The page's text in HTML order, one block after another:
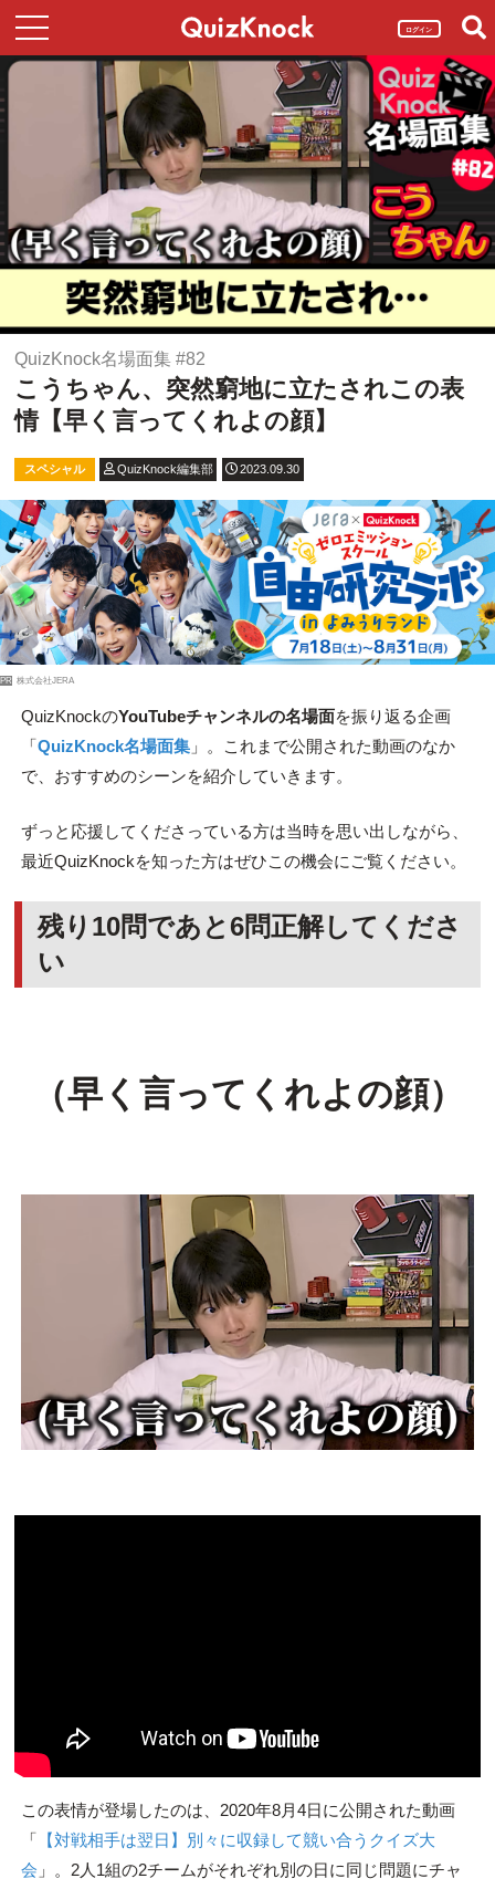
ログイン
QuizKnock名場面集 #82
こうちゃん、突然窮地に立たされこの表
情【早く言ってくれよの顔】
スペシャル QuizKnock編集部 2023.09.30
PR 株式会社JERA
QuizKnockのYouTubeチャンネルの名場面を振り返る企画
「QuizKnock名場面集」。これまで公開された動画のなか
で、おすすめのシーンを紹介していきます。
ずっと応援してくださっている方は当時を思い出しながら、
最近QuizKnockを知った方はぜひこの機会にご覧ください。
残り10問であと6問正解してくださ
い
（早く言ってくれよの顔）
この表情が登場したのは、2020年8月4日に公開された動画
「
【対戦相手は翌日】別々に収録して競い合うクイズ大
会 」。2人1組の2チームがそれぞれ別の日に同じ問題にチャ